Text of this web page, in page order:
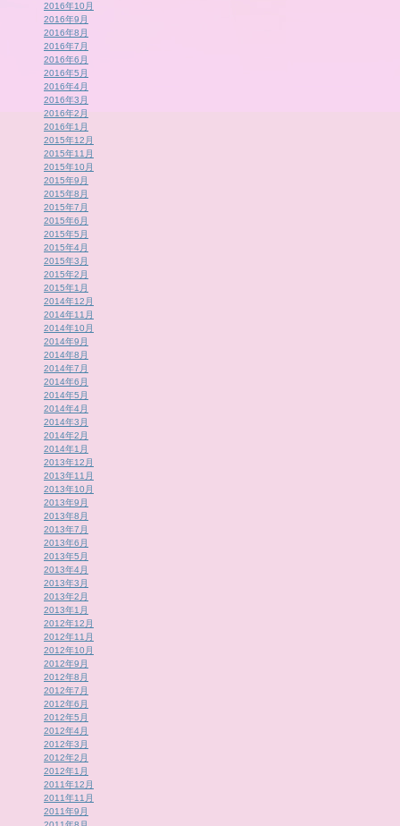
2016年10月
2016年9月
2016年8月
2016年7月
2016年6月
2016年5月
2016年4月
2016年3月
2016年2月
2016年1月
2015年12月
2015年11月
2015年10月
2015年9月
2015年8月
2015年7月
2015年6月
2015年5月
2015年4月
2015年3月
2015年2月
2015年1月
2014年12月
2014年11月
2014年10月
2014年9月
2014年8月
2014年7月
2014年6月
2014年5月
2014年4月
2014年3月
2014年2月
2014年1月
2013年12月
2013年11月
2013年10月
2013年9月
2013年8月
2013年7月
2013年6月
2013年5月
2013年4月
2013年3月
2013年2月
2013年1月
2012年12月
2012年11月
2012年10月
2012年9月
2012年8月
2012年7月
2012年6月
2012年5月
2012年4月
2012年3月
2012年2月
2012年1月
2011年12月
2011年11月
2011年9月